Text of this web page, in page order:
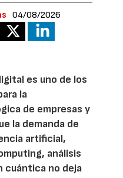
04/08/2026
es uno de los
la
de empresas y
la demanda de
artificial,
análisis
cuántica no deja